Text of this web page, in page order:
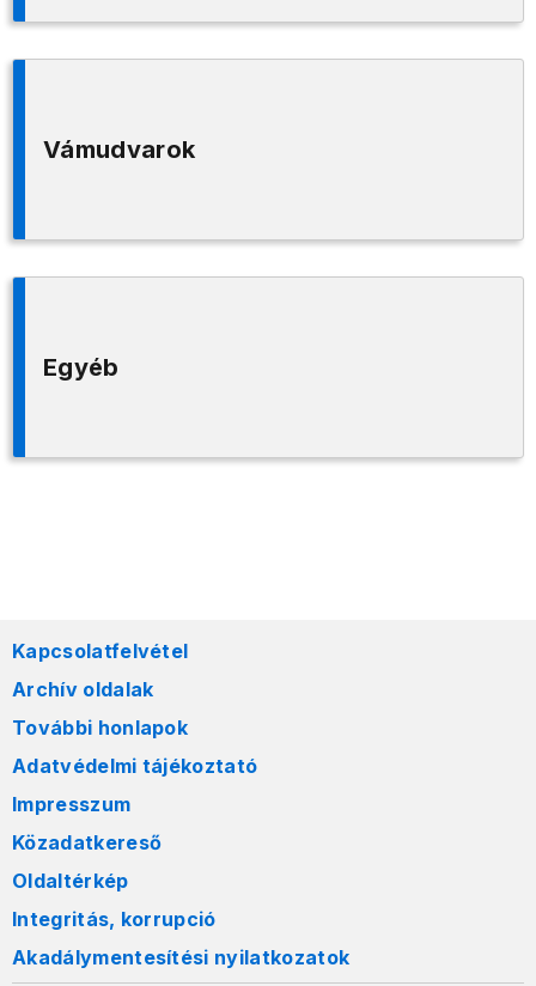
Vámudvarok
Egyéb
Kapcsolatfelvétel
Archív oldalak
További honlapok
Adatvédelmi tájékoztató
Impresszum
Közadatkereső
Oldaltérkép
Integritás, korrupció
Akadálymentesítési nyilatkozatok